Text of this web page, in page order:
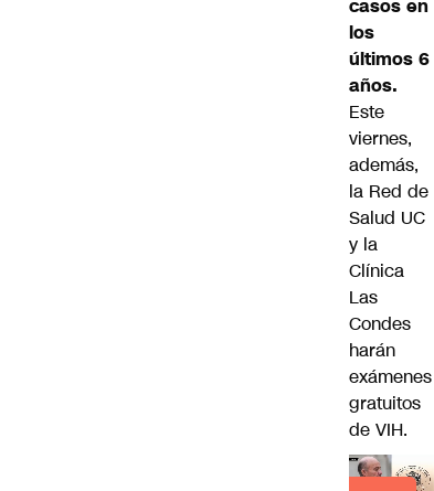
casos en
los
últimos 6
años.
Este
viernes,
además,
la Red de
Salud UC
y la
Clínica
Las
Condes
harán
exámenes
gratuitos
de VIH.